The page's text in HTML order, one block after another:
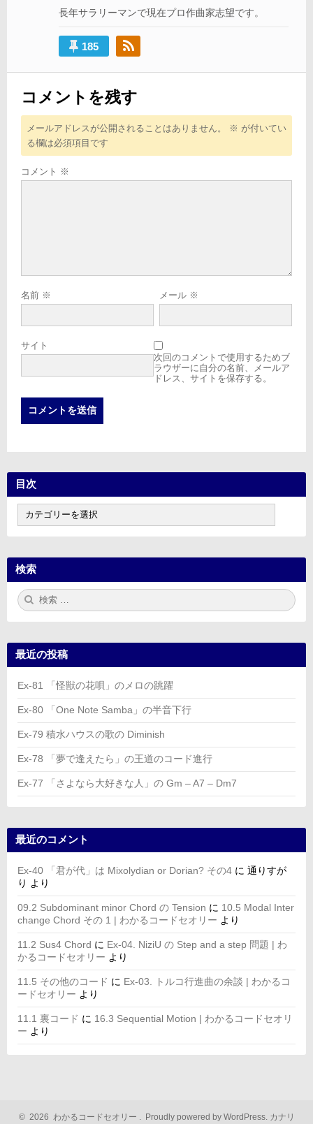
長年サラリーマンで現在プロ作曲家志望です。
185
コメントを残す
メールアドレスが公開されることはありません。 ※ が付いてい
る欄は必須項目です
コメント ※
名前 ※ メール ※
サイト
次回のコメントで使用するためブ
ラウザーに自分の名前、メールア
ドレス、サイトを保存する。
目次
次
検索
検
索:
最近の投稿
Ex-81 「怪獣の花唄」のメロの跳躍
Ex-80 「One Note Samba」の半音下行
Ex-79 積水ハウスの歌の Diminish
Ex-78 「夢で逢えたら」の王道のコード進行
Ex-77 「さよなら大好きな人」の Gm – A7 – Dm7
最近のコメント
Ex-40 「君が代」は Mixolydian or Dorian? その4 に 通りすが
り より
09.2 Subdominant minor Chord の Tension に 10.5 Modal Inter
change Chord その 1 | わかるコードセオリー より
11.2 Sus4 Chord に Ex-04. NiziU の Step and a step 問題 | わ
かるコードセオリー より
11.5 その他のコード に Ex-03. トルコ行進曲の余談 | わかるコ
ードセオリー より
11.1 裏コード に 16.3 Sequential Motion | わかるコードセオリ
ー より
© 2026 わかるコードセオリー . Proudly powered by WordPress. カナリ